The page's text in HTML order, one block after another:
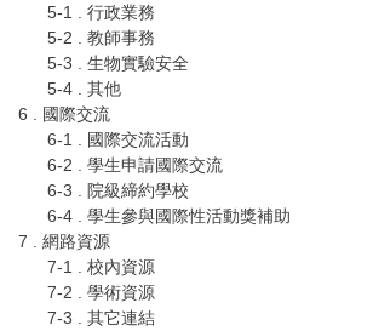
5-1 . 行政業務
5-2 . 教師事務
5-3 . 生物實驗安全
5-4 . 其他
6 . 國際交流
6-1 . 國際交流活動
6-2 . 學生申請國際交流
6-3 . 院級締約學校
6-4 . 學生參與國際性活動獎補助
7 . 網路資源
7-1 . 校內資源
7-2 . 學術資源
7-3 . 其它連結